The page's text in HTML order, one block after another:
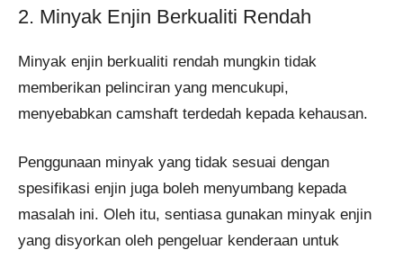
2. Minyak Enjin Berkualiti Rendah
Minyak enjin berkualiti rendah mungkin tidak
memberikan pelinciran yang mencukupi,
menyebabkan camshaft terdedah kepada kehausan.
Penggunaan minyak yang tidak sesuai dengan
spesifikasi enjin juga boleh menyumbang kepada
masalah ini. Oleh itu, sentiasa gunakan minyak enjin
yang disyorkan oleh pengeluar kenderaan untuk